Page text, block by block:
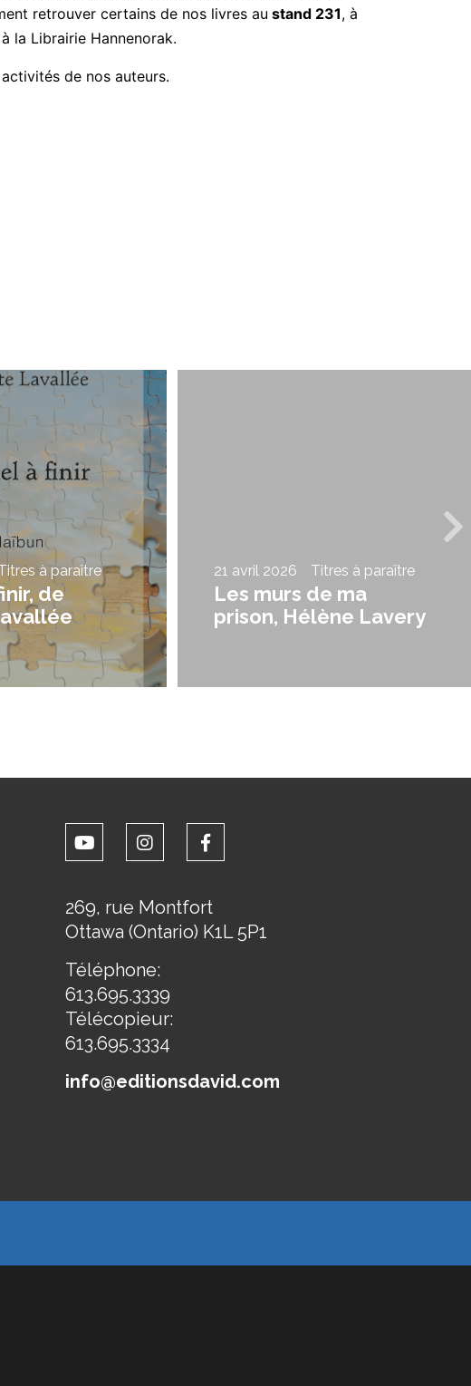
retrouver certains de nos livres au stand 231, à
la Librairie Hannenorak.
de nos auteurs.
à paraître
de
21 avril 2026 Titres à paraître
Les murs de ma
prison, Hélène Lavery
269, rue Montfort
Ottawa (Ontario) K1L 5P1
Téléphone:
613.695.3339
Télécopieur:
613.695.3334
info@editionsdavid.com